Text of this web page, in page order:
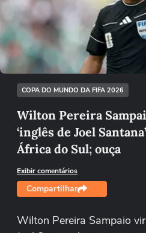
Não foi possível
Tentar
COPA DO MUNDO DA FIFA 2026
Wilton Pereira
‘inglês de Joel
África do Sul; ouça
Exibir comentários
Compartilhar
Wilton Pereira Sampaio